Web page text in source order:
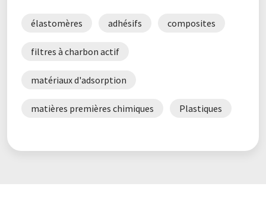
élastomères adhésifs composites
filtres à charbon actif
matériaux d'adsorption
matières premières chimiques Plastiques